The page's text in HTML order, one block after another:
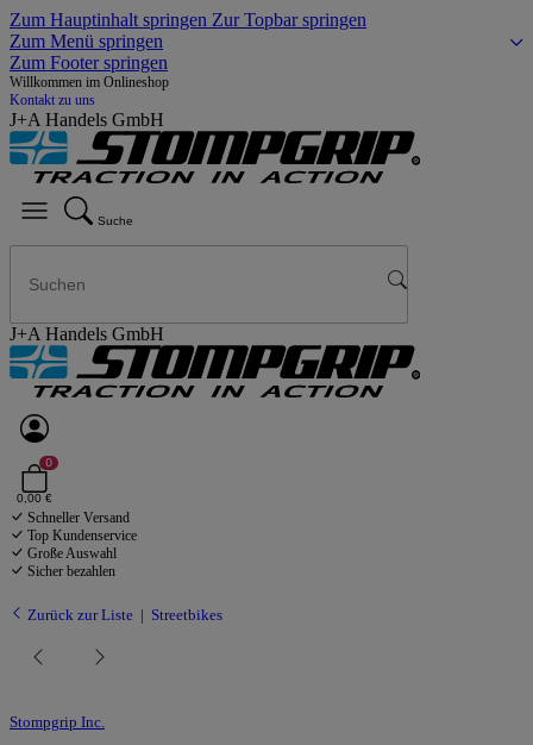
Zum Hauptinhalt springen Zur Topbar springen
Zum Menü springen
Zum Footer springen
Willkommen im Onlineshop
Kontakt zu uns
J+A Handels GmbH
Suche
J+A Handels GmbH
0
0,00 €
Schneller Versand
Top Kundenservice
Große Auswahl
Sicher bezahlen
Zurück zur Liste Streetbikes
Stompgrip Inc.